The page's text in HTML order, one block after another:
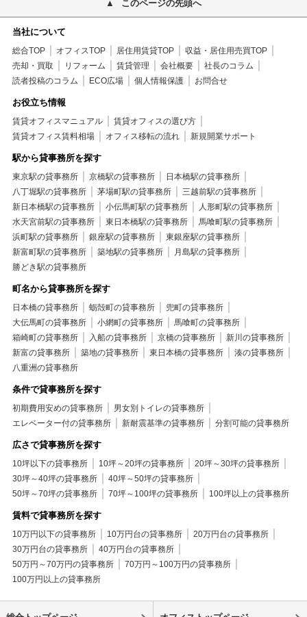
中央区+賃貸事務所+3駅以上利用可
中央区+賃貸事務所+外壁コンクリート
中央区+賃貸事務所+室内洗濯機置き場
中央区+賃貸事務所+即入居可
中央区+賃貸事務所+仲介手数料不要
中央区+賃貸事務所+保証会社利用可
中央区+賃貸事務所+２Ｆ以上
中央区+賃貸事務所+２４時間使用可
中央区+賃貸事務所+個別空調
このページの先頭へ
当社について
総合TOP オフィスTOP 居住用賃貸TOP
収益・居住用売買TOP
売却・買取
リフォーム 賃貸管理 会社概要
社長のコラム
読者投稿のコラム
ECO広場 個人情報保護 お問合せ
お役立ち情報
賃貸オフィスマニュアル
賃貸オフィスの選び方
賃貸オフィス賃料相場
オフィス移転の流れ 新規開業サポート
駅から貸事務所を探す
東京駅の貸事務所 京橋駅の貸事務所
日本橋駅の貸事務所
八丁堀駅の貸事務所
茅場町駅の貸事務所
三越前駅の貸事務所
新日本橋駅の貸事務所
小伝馬町駅の貸事務所
人形町駅の貸事務所
水天宮前駅の貸事務所
東日本橋駅の貸事務所
馬喰町駅の貸事務所
浜町駅の貸事務所
銀座駅の貸事務所
東銀座駅の貸事務所
新富町駅の貸事務所
築地駅の貸事務所
月島駅の貸事務所
勝どき駅の貸事務所
町名から貸事務所を探す
日本橋の貸事務所 蛎殻町の貸事務所
兜町の貸事務所
大伝馬町の貸事務所
小網町の貸事務所
馬喰町の貸事務所
箱崎町の貸事務所
入船の貸事務所 京橋の貸事務所
新川の貸事務所
新富の貸事務所
築地の貸事務所 東日本橋の貸事務所
湊の貸事務所
八重洲の貸事務所
条件で貸事務所を探す
初期費用安めの貸事務所
男女別トイレの貸事務所
エレベーター付の貸事務所
新耐震基準の貸事務所 分割可能の貸事務所
広さで貸事務所を探す
10坪以下の貸事務所 10坪～20坪の貸事務所
20坪～30坪の貸事務所
30坪～40坪の貸事務所
40坪～50坪の貸事務所
50坪～70坪の貸事務所
70坪～100坪の貸事務所 100坪以上の貸事務所
賃料で貸事務所を探す
10万円以下の貸事務所 10万円台の貸事務所
20万円台の貸事務所
30万円台の貸事務所
40万円台の貸事務所
50万円～70万円の貸事務所
70万円～100万円の貸事務所
100万円以上の貸事務所